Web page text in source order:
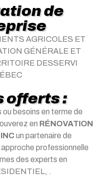
de
AGRICOLES ET
GÉNÉRALE ET
DESSERVI
offerts :
besoins en terme de
en RÉNOVATION
un partenaire de
professionnelle
des experts en
.